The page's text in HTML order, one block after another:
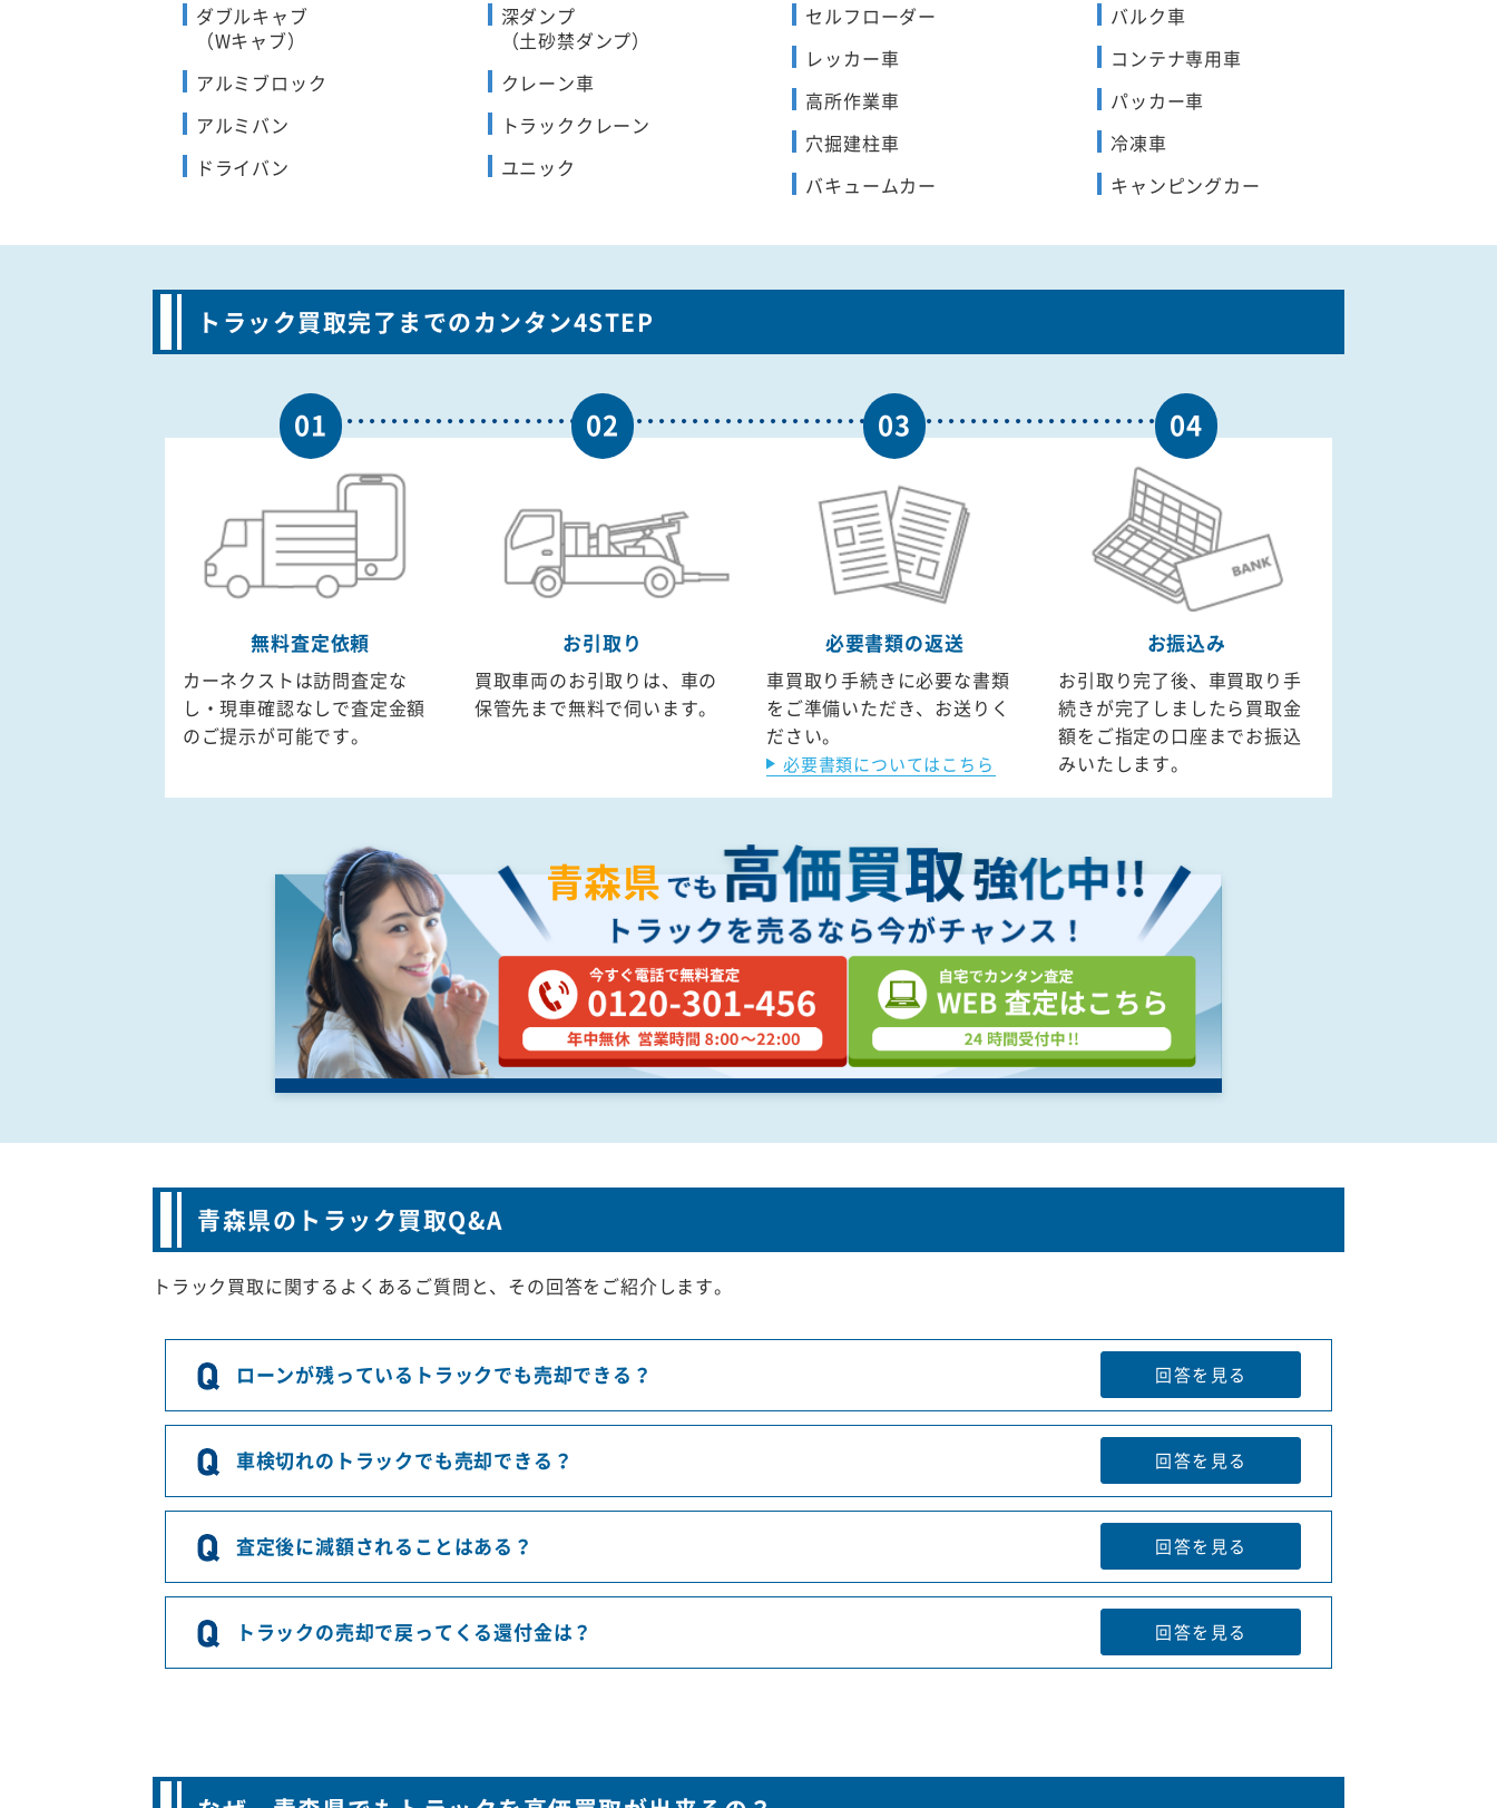
ダブルキャブ
（Wキャブ）
アルミブロック
アルミバン
ドライバン
深ダンプ
（土砂禁ダンプ）
クレーン車
トラッククレーン
ユニック
セルフローダー
レッカー車
高所作業車
穴掘建柱車
バキュームカー
バルク車
コンテナ専用車
パッカー車
冷凍車
キャンピングカー
トラック買取完了までのカンタン4STEP
01
無料査定依頼
カーネクストは訪問査定な
し・現車確認なしで査定金額
のご提示が可能です。
02
お引取り
買取車両のお引取りは、車の
保管先まで無料で伺います。
03
必要書類の返送
車買取り手続きに必要な書類
をご準備いただき、お送りく
ださい。
必要書類についてはこちら
04
お振込み
お引取り完了後、車買取り手
続きが完了しましたら買取金
額をご指定の口座までお振込
みいたします。
青森県
青森県のトラック買取Q&A
トラック買取に関するよくあるご質問と、その回答をご紹介します。
ローンが残っているトラックでも売却できる？ 回答を 見る
車検切れのトラックでも売却できる？ 回答を 見る
査定後に減額されることはある？ 回答を 見る
トラックの売却で戻ってくる還付金は？ 回答を 見る